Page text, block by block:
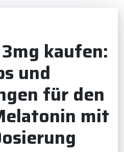
kaufen:
und
für den
mit